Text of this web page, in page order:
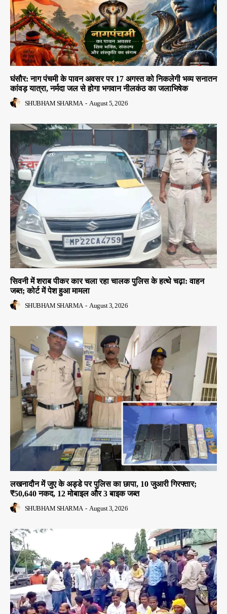
घंसौर: नाग पंचमी के पावन अवसर पर 17 अगस्त को निकलेगी भव्य सनातन
कांवड़ यात्रा, नर्मदा जल से होगा भगवान नीलकंठ का जलाभिषेक
SHUBHAM SHARMA - August 5, 2026
सिवनी में शराब पीकर कार चला रहा चालक पुलिस के हत्थे चढ़ा: वाहन
जब्त; कोर्ट में पेश हुआ मामला
SHUBHAM SHARMA - August 3, 2026
लखनादौन में जुए के अड्डे पर पुलिस का छापा, 10 जुआरी गिरफ्तार;
₹50,640 नकद, 12 मोबाइल और 3 बाइक जब्त
SHUBHAM SHARMA - August 3, 2026